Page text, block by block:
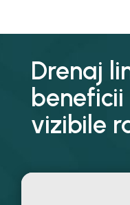
Drenaj
vizibile